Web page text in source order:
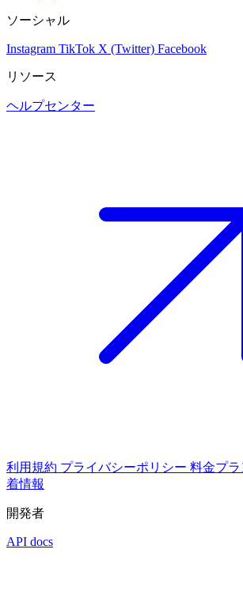
ソーシャル
Instagram TikTok X (Twitter) Facebook
リソース
ヘルプセンター
利用規約 プライバシーポリシー 料金プラ
着情報
開発者
API docs